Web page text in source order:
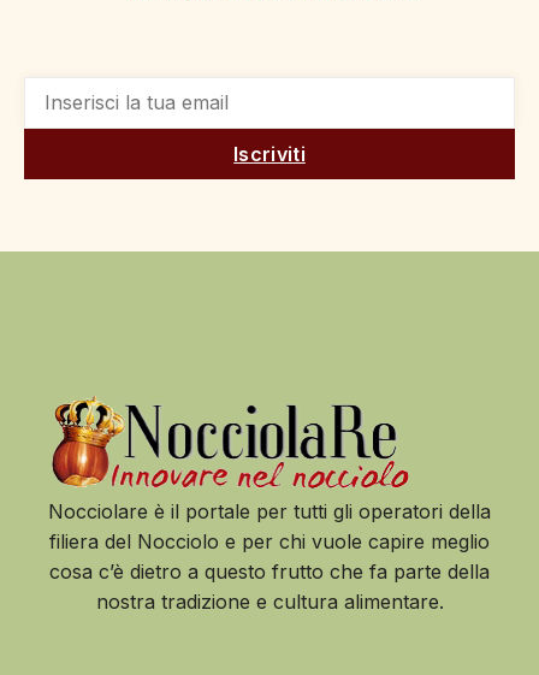
Iscriviti
Nocciolare è il portale per tutti gli operatori della
filiera del Nocciolo e per chi vuole capire meglio
cosa c’è dietro a questo frutto che fa parte della
nostra tradizione e cultura alimentare.